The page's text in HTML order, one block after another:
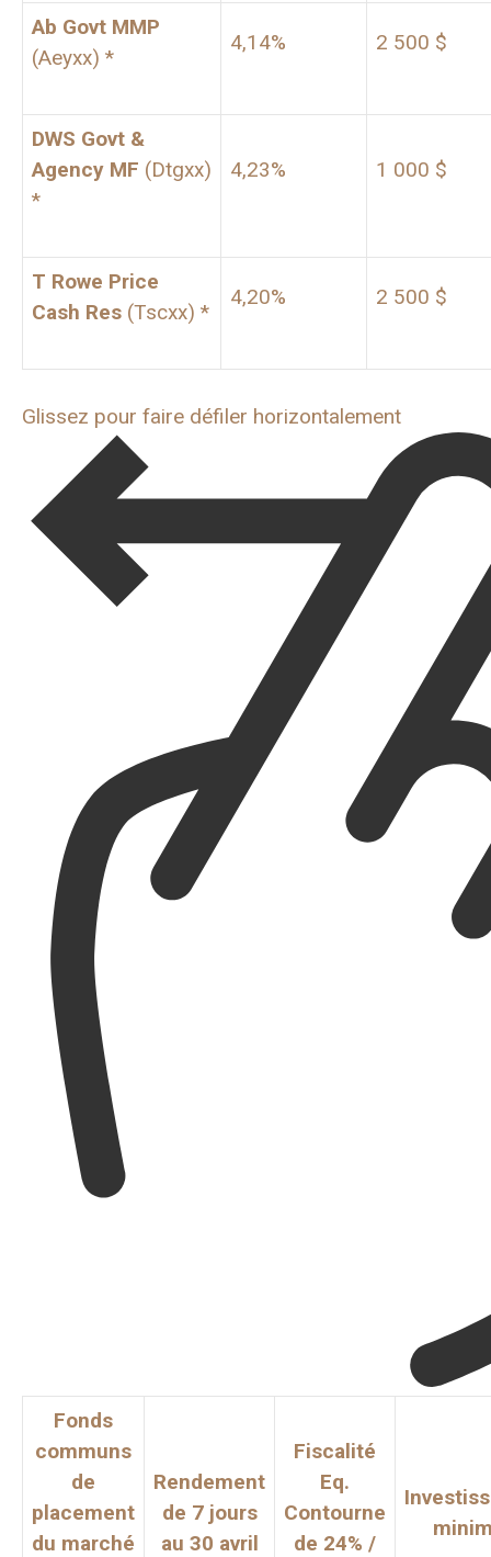
Ab Govt MMP
(Aeyxx) *
4,14% 2 500 $
DWS Govt &
Agency MF (Dtgxx)
*
4,23% 1 000 $
T Rowe Price
Cash Res (Tscxx) *
4,20% 2 500 $
Glissez pour faire défiler horizontalement
Fonds
communs
de
placement
du marché
Rendement
de 7 jours
au 30 avril
Fiscalité
Eq.
Contourne
de 24% /